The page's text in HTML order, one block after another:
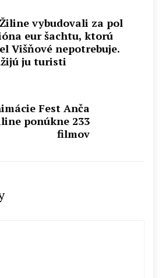
vybudovali za pol
eur šachtu, ktorú
Višňové nepotrebuje.
ju turisti
Fest Anča
ponúkne 233
filmov